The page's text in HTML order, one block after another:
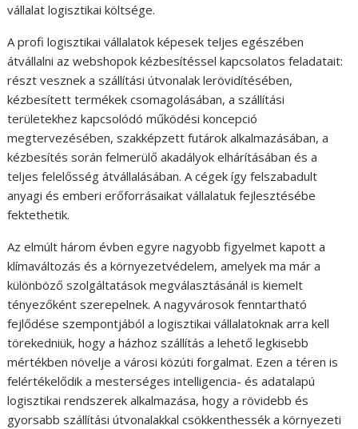
vállalat logisztikai költsége.
A profi logisztikai vállalatok képesek teljes egészében
átvállalni az webshopok kézbesítéssel kapcsolatos feladatait:
részt vesznek a szállítási útvonalak lerövidítésében,
kézbesített termékek csomagolásában, a szállítási
területekhez kapcsolódó működési koncepció
megtervezésében, szakképzett futárok alkalmazásában, a
kézbesítés során felmerülő akadályok elhárításában és a
teljes felelősség átvállalásában. A cégek így felszabadult
anyagi és emberi erőforrásaikat vállalatuk fejlesztésébe
fektethetik.
Az elmúlt három évben egyre nagyobb figyelmet kapott a
klímaváltozás és a környezetvédelem, amelyek ma már a
különböző szolgáltatások megválasztásánál is kiemelt
tényezőként szerepelnek. A nagyvárosok fenntartható
fejlődése szempontjából a logisztikai vállalatoknak arra kell
törekedniük, hogy a házhoz szállítás a lehető legkisebb
mértékben növelje a városi közúti forgalmat. Ezen a téren is
felértékelődik a mesterséges intelligencia- és adatalapú
logisztikai rendszerek alkalmazása, hogy a rövidebb és
gyorsabb szállítási útvonalakkal csökkenthessék a környezeti